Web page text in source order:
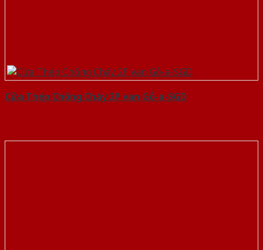
Cửa Thép Chống Cháy 2P van Gỗ-a-SGD